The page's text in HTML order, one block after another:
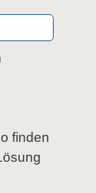
finden